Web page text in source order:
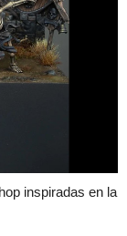
inspiradas en la